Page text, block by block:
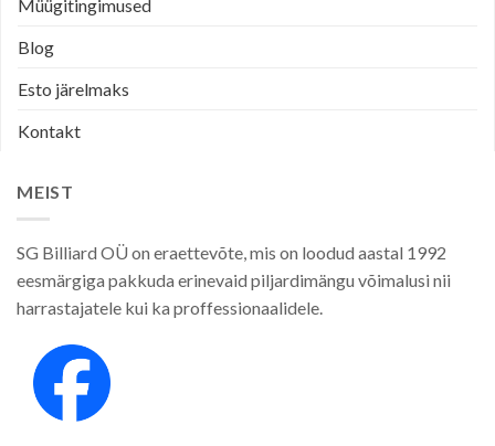
Müügitingimused
Blog
Esto järelmaks
Kontakt
MEIST
SG Billiard OÜ on eraettevõte, mis on loodud aastal 1992
eesmärgiga pakkuda erinevaid piljardimängu võimalusi nii
harrastajatele kui ka proffessionaalidele.